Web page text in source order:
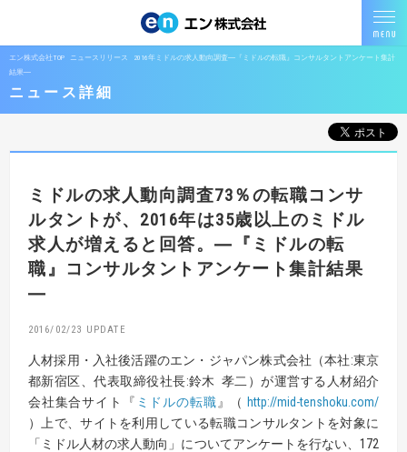
エン株式会社TOP ニュースリリース
2016年ミドルの求人動向調査―『ミドルの転職』コンサルタントアンケート集計
結果―
ニュース詳細
ミドルの求人動向調査73％の転職コンサ
ルタントが、 2016年は35歳以上のミドル
求人が増えると回答。―『ミドルの転
職』コンサルタントアンケート集計結果
―
2016/02/23
人材採用・入社後活躍のエン・ジャパン株式会社（本社:東京
都新宿区、代表取締役社長:鈴木 孝二）が運営する人材紹介
会社集合サイト『 ミドルの転職 』（http://mid-tenshoku.com/
）上で、サイトを利用している転職コンサルタントを対象に
「ミドル人材の求人動向」についてアンケートを行ない、172